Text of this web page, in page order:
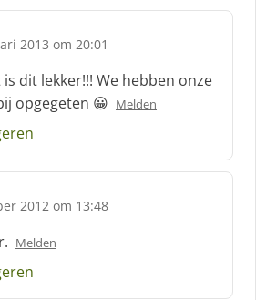
2013 om 20:01
dit lekker!!! We hebben onze
opgegeten 😀 Melden
2012 om 13:48
Melden